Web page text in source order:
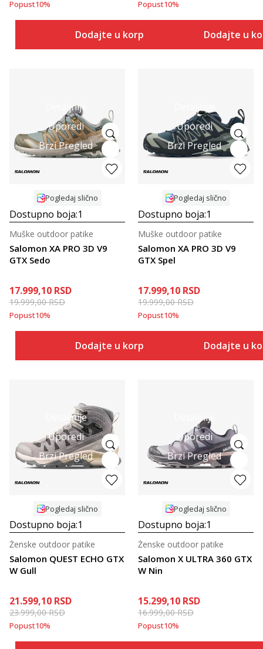
Popust10%
Dodajte u korpu
Popust10%
Dodajte u
Detaljnije
Uporedi
Brzi Pregled
Pogledaj slično
Dostupno boja:1
Salomon XA PRO 3D V9
GTX Sedo
Muške outdoor patike
17.999,10 RSD
19.999,00RSD
Popust10%
Dodajte u korpu
Uporedi
Brzi Pregled
Pogledaj slično
Dostupno boja:1
Salomon XA PRO 3D V9
GTX Spel
Muške outdoor patike
17.999,10 RSD
19.999,00RSD
Popust10%
Dodajte u
Detaljnije
Uporedi
Brzi Pregled
Pogledaj slično
Dostupno boja:1
Salomon QUEST ECHO GTX
W Gull
Ženske outdoor patike
21.599,10 RSD
23.999,00RSD
Popust10%
Detaljnije
Uporedi
Brzi Pregled
Pogledaj slično
Dostupno boja:1
Salomon X ULTRA 360 GTX
W Nin
Ženske outdoor patike
15.299,10 RSD
16.999,00RSD
Popust10%